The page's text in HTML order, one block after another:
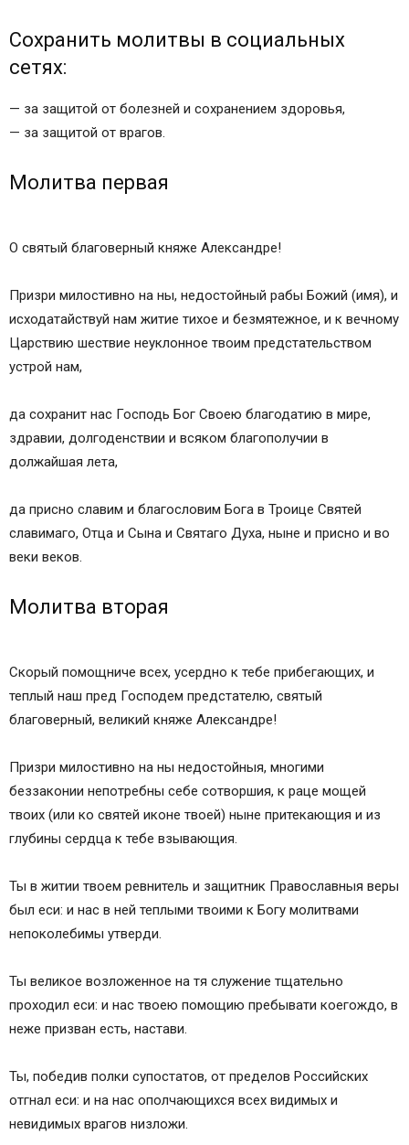
Сохранить молитвы в социальных
сетях:
— за защитой от болезней и сохранением здоровья,
— за защитой от врагов.
Молитва первая
О святый благоверный княже Александре!
Призри милостивно на ны, недостойный рабы Божий (имя), и
исходатайствуй нам житие тихое и безмятежное, и к вечному
Царствию шествие неуклонное твоим предстательством
устрой нам,
да сохранит нас Господь Бог Своею благодатию в мире,
здравии, долгоденствии и всяком благополучии в
должайшая лета,
да присно славим и благословим Бога в Троице Святей
славимаго, Отца и Сына и Святаго Духа, ныне и присно и во
веки веков.
Молитва вторая
Скорый помощниче всех, усердно к тебе прибегающих, и
теплый наш пред Господем предстателю, святый
благоверный, великий княже Александре!
Призри милостивно на ны недостойныя, многими
беззаконии непотребны себе сотворшия, к раце мощей
твоих (или ко святей иконе твоей) ныне притекающия и из
глубины сердца к тебе взывающия.
Ты в житии твоем ревнитель и защитник Православныя веры
был еси: и нас в ней теплыми твоими к Богу молитвами
непоколебимы утверди.
Ты великое возложенное на тя служение тщательно
проходил еси: и нас твоею помощию пребывати коегождо, в
неже призван есть, настави.
Ты, победив полки супостатов, от пределов Российских
отгнал еси: и на нас ополчающихся всех видимых и
невидимых врагов низложи.